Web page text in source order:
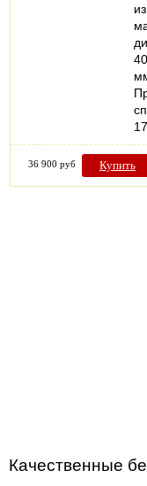
40
36 900 руб Купить
Качественные